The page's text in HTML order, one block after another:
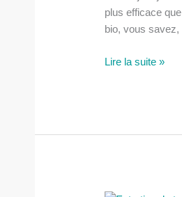
plus efficace
bio, vous
Un
Lire la suite »